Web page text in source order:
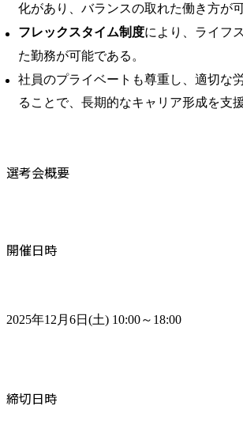
化があり、バランスの取れた働き方が
フレックスタイム制度により、ライフ
た勤務が可能である。​
社員のプライベートも尊重し、適切な
ることで、長期的なキャリア形成を支
選考会概要
開催日時
2025年12月6日(土) 10:00～18:00
締切日時